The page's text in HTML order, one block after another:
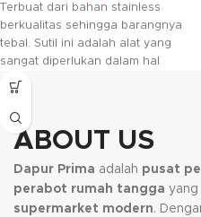
Terbuat dari bahan stainless
berkualitas sehingga barangnya
tebal. Sutil ini adalah alat yang
sangat diperlukan dalam hal
memasak yang berfungsi untuk
megaduk makanan yang dimasak.
ABOUT US
Dapur Prima adalah pusat
perabot rumah tangga yang
supermarket modern.